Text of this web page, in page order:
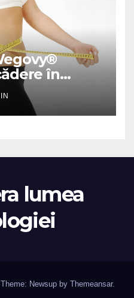
în
la 22,6% la
la
lumea
Theme: Newsup by Themeansar.